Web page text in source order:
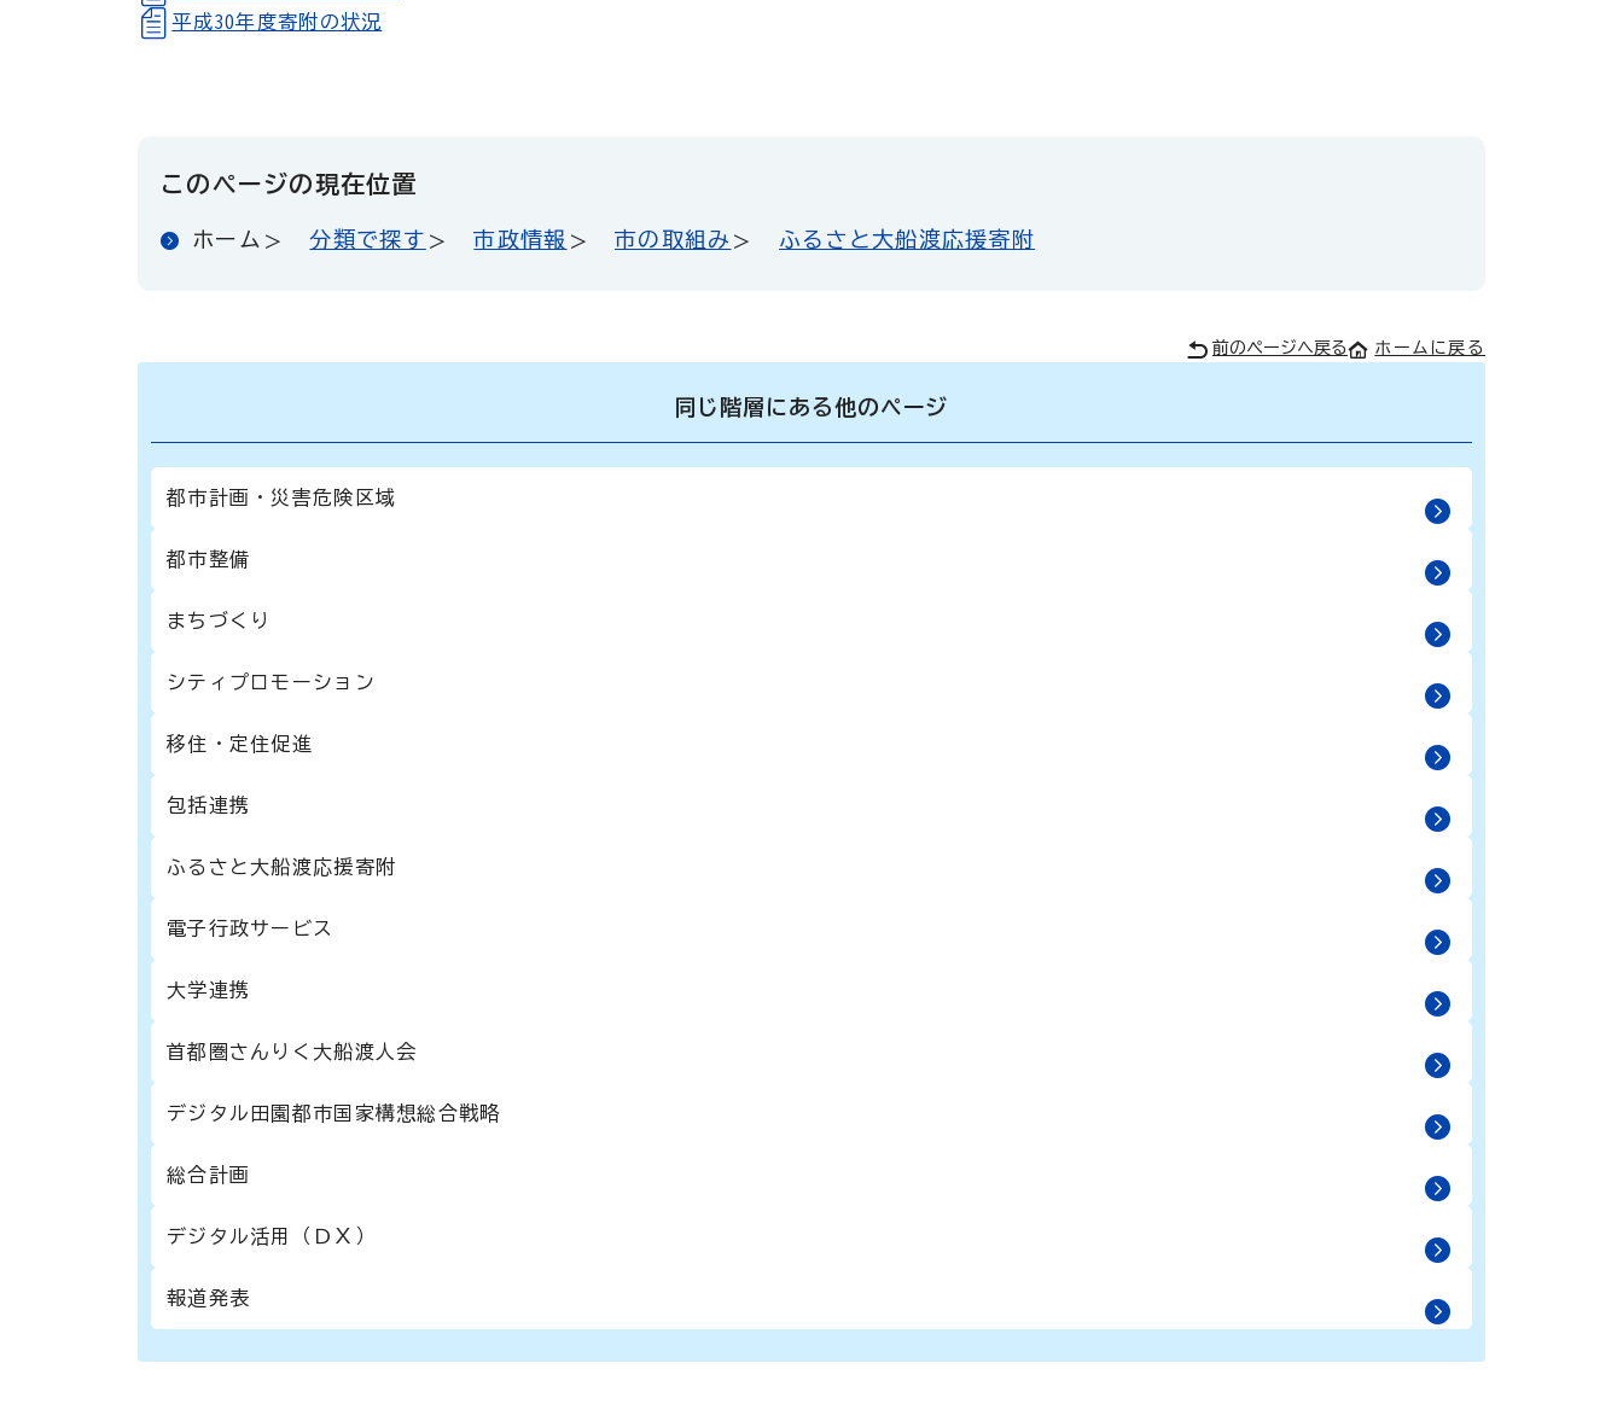
平成30年度寄附の状況
このページの現在位置
ホーム 分類で探す 市政情報 市の取組み ふるさと大船渡応援寄附
前のページへ戻る ホームに戻る
同じ階層にある他のページ
都市計画・災害危険区域
都市整備
まちづくり
シティプロモーション
移住・定住促進
包括連携
ふるさと大船渡応援寄附
電子行政サービス
大学連携
首都圏さんりく大船渡人会
デジタル田園都市国家構想総合戦略
総合計画
デジタル活用（ＤＸ）
報道発表